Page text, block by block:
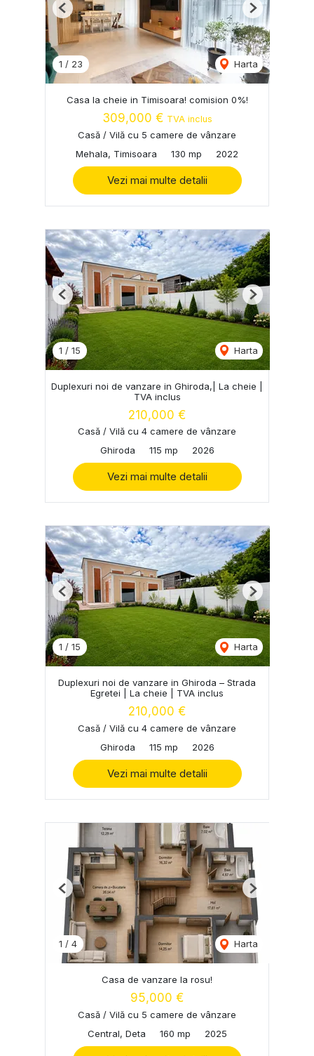
1 / 23 Harta
Previous Next
Casa la cheie in Timisoara! comision 0%!
309,000 € TVA inclus
Casă / Vilă cu 5 camere de vânzare
Mehala, Timisoara
130 mp 2022
Vezi mai multe detalii
1 / 15 Harta
Previous Next
Duplexuri noi de vanzare in Ghiroda,| La cheie |
TVA inclus
210,000 €
Casă / Vilă cu 4 camere de vânzare
Ghiroda
115 mp 2026
Vezi mai multe detalii
1 / 15 Harta
Previous Next
Duplexuri noi de vanzare in Ghiroda – Strada
Egretei | La cheie | TVA inclus
210,000 €
Casă / Vilă cu 4 camere de vânzare
Ghiroda
115 mp 2026
Vezi mai multe detalii
1 / 4 Harta
Previous Next
Casa de vanzare la rosu!
95,000 €
Casă / Vilă cu 5 camere de vânzare
Central, Deta
160 mp 2025